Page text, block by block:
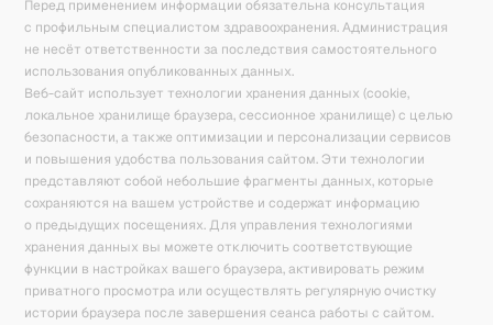
Перед применением информации обязательна консультация
с профильным специалистом здравоохранения. Администрация
не несёт ответственности за последствия самостоятельного
использования опубликованных данных.
Веб-сайт использует технологии хранения данных (cookie,
локальное хранилище браузера, сессионное хранилище) с целью
безопасности, а также оптимизации и персонализации сервисов
и повышения удобства пользования сайтом. Эти технологии
представляют собой небольшие фрагменты данных, которые
сохраняются на вашем устройстве и содержат информацию
о предыдущих посещениях. Для управления технологиями
хранения данных вы можете отключить соответствующие
функции в настройках вашего браузера, активировать режим
приватного просмотра или осуществлять регулярную очистку
истории браузера после завершения сеанса работы с сайтом.